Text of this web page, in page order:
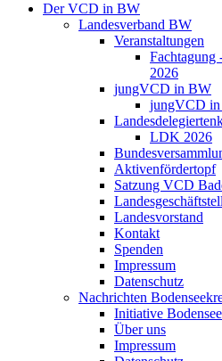
Der VCD in BW
Landesverband BW
Veranstaltungen
Fachtagung
2026
jungVCD in BW
jungVCD in
LDK 2026
Aktivenfördertopf
Satzung VCD
Landesvorstand
Kontakt
Spenden
Impressum
Datenschutz
Nachrichten
Initiative
Über uns
Impressum